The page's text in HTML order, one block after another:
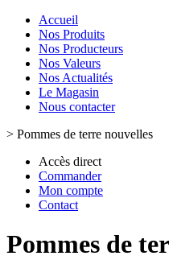
Accueil
Nos Produits
Nos Producteurs
Nos Valeurs
Nos Actualités
Le Magasin
Nous contacter
> Pommes de terre nouvelles
Accès direct
Commander
Mon compte
Contact
Pommes de